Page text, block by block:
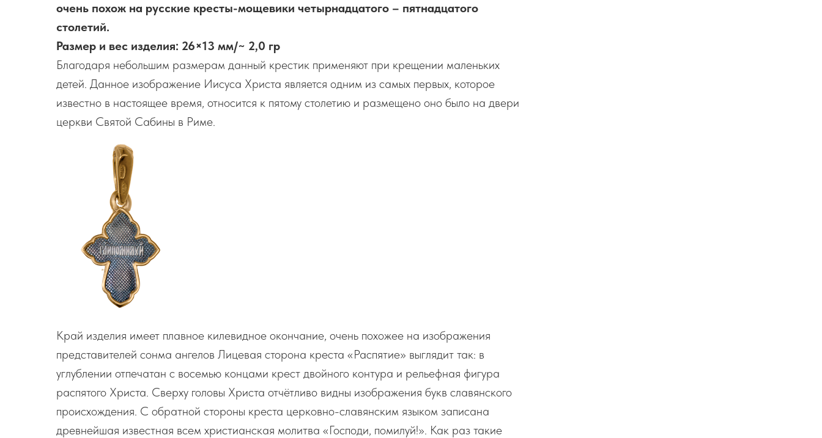
очень похож на русские кресты-мощевики четырнадцатого – пятнадцатого
столетий.
Размер и вес изделия: 26×13 мм/~ 2,0 гр
Благодаря небольшим размерам данный крестик применяют при крещении маленьких
детей. Данное изображение Иисуса Христа является одним из самых первых, которое
известно в настоящее время, относится к пятому столетию и размещено оно было на двери
церкви Святой Сабины в Риме.
Край изделия имеет плавное килевидное окончание, очень похожее на изображения
представителей сонма ангелов Лицевая сторона креста «Распятие» выглядит так: в
углублении отпечатан с восемью концами крест двойного контура и рельефная фигура
распятого Христа. Сверху головы Христа отчётливо видны изображения букв славянского
происхождения. С обратной стороны креста церковно-славянским языком записана
древнейшая известная всем христианская молитва «Господи, помилуй!». Как раз такие